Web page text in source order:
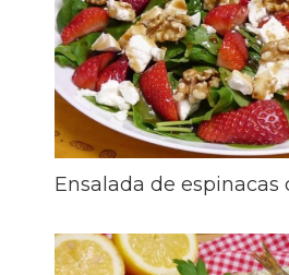
Ensalada de espinacas